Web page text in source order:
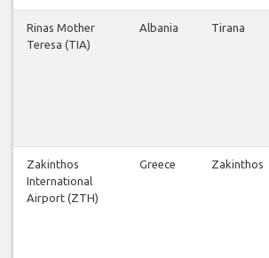
Rinas Mother
Teresa (TIA)
Albania Tirana
Zakinthos
International
Airport (ZTH)
Greece Zakinthos